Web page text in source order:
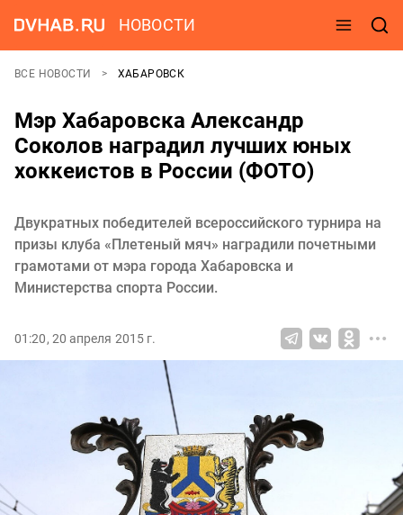
НОВОСТИ
ВСЕ НОВОСТИ ХАБАРОВСК
Мэр Хабаровска Александр
Соколов наградил лучших юных
хоккеистов в России (ФОТО)
Двукратных победителей всероссийского турнира на
призы клуба «Плетеный мяч» наградили почетными
грамотами от мэра города Хабаровска и
Министерства спорта России.
01:20, 20 апреля 2015 г.